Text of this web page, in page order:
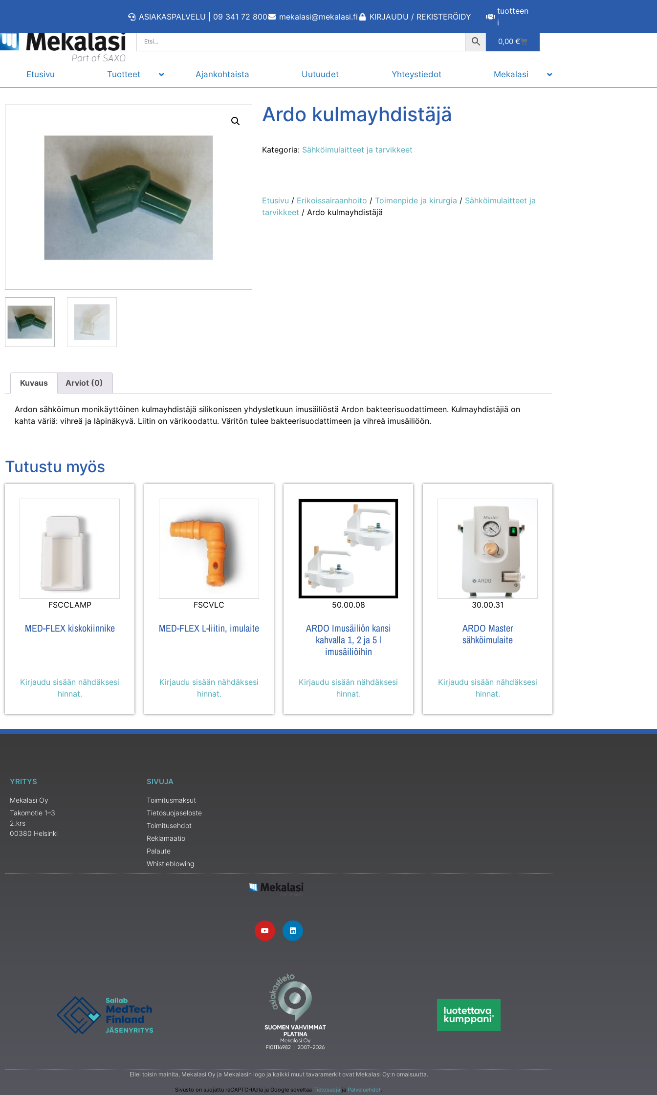
ASIAKASPALVELU | 09 341 72 800 mekalasi@mekalasi.fi KIRJAUDU / REKISTERÖIDY
tuotteen
i
0,00 €
Etusivu Tuotteet Ajankohtaista Uutuudet Yhteystiedot Mekalasi
Ardo kulmayhdistäjä
Kategoria: Sähköimulaitteet ja tarvikkeet
Etusivu / Erikoissairaanhoito /Toimenpide ja kirurgia / Sähköimulaitteet ja
tarvikkeet / Ardo kulmayhdistäjä
Kuvaus Arviot (0)
Ardon sähköimun monikäyttöinen kulmayhdistäjä silikoniseen yhdysletkuun imusäiliöstä Ardon bakteerisuodattimeen. Kulmayhdistäjiä on
kahta väriä: vihreä ja läpinäkyvä. Liitin on värikoodattu. Väritön tulee bakteerisuodattimeen ja vihreä imusäiliöön.
Tutustu myös
FSCCLAMP
MED-FLEX kiskokiinnike
Kirjaudu sisään nähdäksesi
hinnat.
FSCVLC
MED-FLEX L-liitin, imulaite
Kirjaudu sisään nähdäksesi
hinnat.
50.00.08
ARDO Imusäiliön kansi
kahvalla 1, 2 ja 5 l
imusäiliöihin
Kirjaudu sisään nähdäksesi
hinnat.
30.00.31
ARDO Master
sähköimulaite
Kirjaudu sisään nähdäksesi
hinnat.
YRITYS
Mekalasi Oy
Takomotie 1–3
2.krs
00380 Helsinki
SIVUJA
Toimitusmaksut
Tietosuojaseloste
Toimitusehdot
Reklamaatio
Palaute
Whistleblowing
Ellei toisin mainita, Mekalasi Oy ja Mekalasin logo ja kaikki muut tavaramerkit ovat Mekalasi Oy:n omaisuutta.
Sivusto on suojattu reCAPTCHA:lla ja Google soveltaa Tietosuoja ja Palveluehdot.